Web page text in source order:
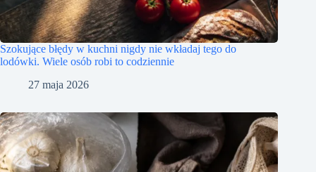
Szokujące błędy w kuchni nigdy nie wkładaj tego do
lodówki. Wiele osób robi to codziennie
27 maja 2026